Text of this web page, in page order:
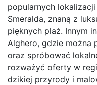
popularnych
Smeralda, znaną z
pięknych plaż. Innym
Alghero, gdzie można
oraz spróbować
rozważyć oferty w
dzikiej przyrody i